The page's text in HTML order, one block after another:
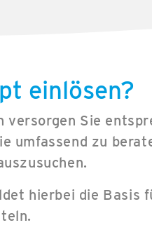
einlösen?
Sie
umfassend zu
hierbei die Basis